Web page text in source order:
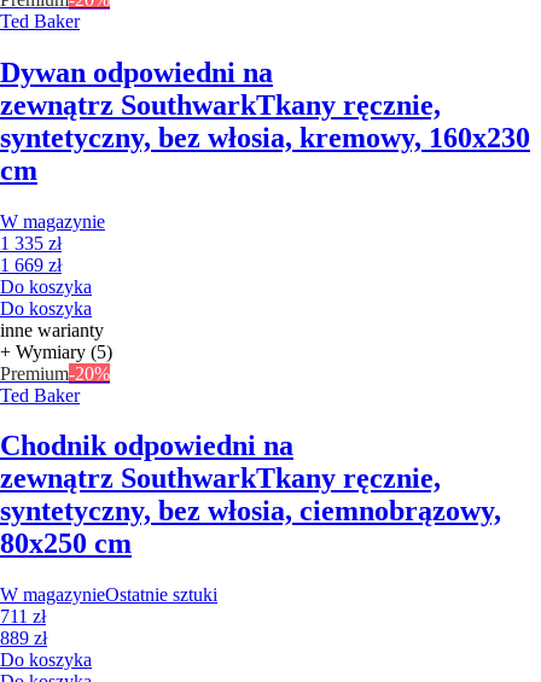
Ted Baker
Dywan odpowiedni na
zewnątrz SouthwarkTkany ręcznie,
syntetyczny, bez włosia, kremowy, 160x230
cm
W magazynie
1 335 zł
1 669 zł
Do koszyka
Do koszyka
inne warianty
+ Wymiary (5)
Premium-20%
Ted Baker
Chodnik odpowiedni na
zewnątrz SouthwarkTkany ręcznie,
syntetyczny, bez włosia, ciemnobrązowy,
80x250 cm
W magazynieOstatnie sztuki
711 zł
889 zł
Do koszyka